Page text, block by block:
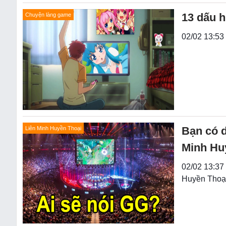
Chuyện làng game 13 dấu
02/02
Liên Minh Huyền Thoại
Bạn có
Minh
02/02
Huyền